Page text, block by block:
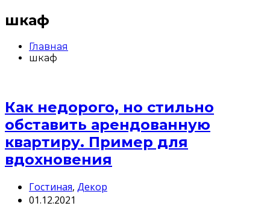
шкаф
Главная
шкаф
Как недорого, но стильно
обставить арендованную
квартиру. Пример для
вдохновения
Гостиная, Декор
01.12.2021